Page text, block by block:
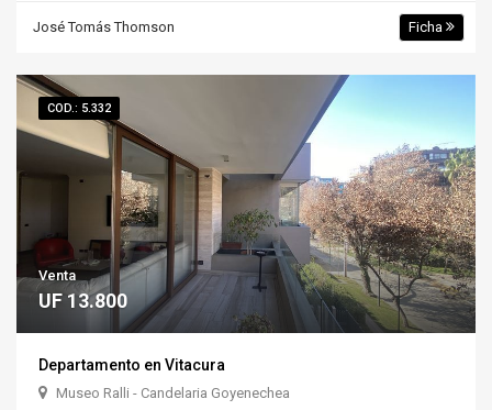
José Tomás Thomson Ficha
COD.: 5.332
Venta
UF 13.800
Departamento en Vitacura
Museo Ralli - Candelaria Goyenechea